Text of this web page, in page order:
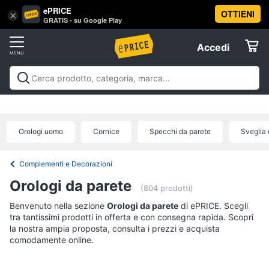
× ePRICE
GRATIS - su Google Play
OTTIENI
Accedi
Accedi
Registrati
Offerte
Tv
e
Home
Cinema
Vai
al
Arredo
Soggiorno
Divano
tutti
decorazioni
Illuminazione Arredamento da
Orologi uomo Cornice Specchi da parete Sveglia
Complementi e Decorazioni
Orologi da parete (804 prodotti)
Benvenuto nella sezione Orologi da parete di ePRICE. Scegli
tra tantissimi prodotti in offerta e con consegna rapida. Scopri
la nostra ampia proposta, consulta i prezzi e acquista
comodamente online.